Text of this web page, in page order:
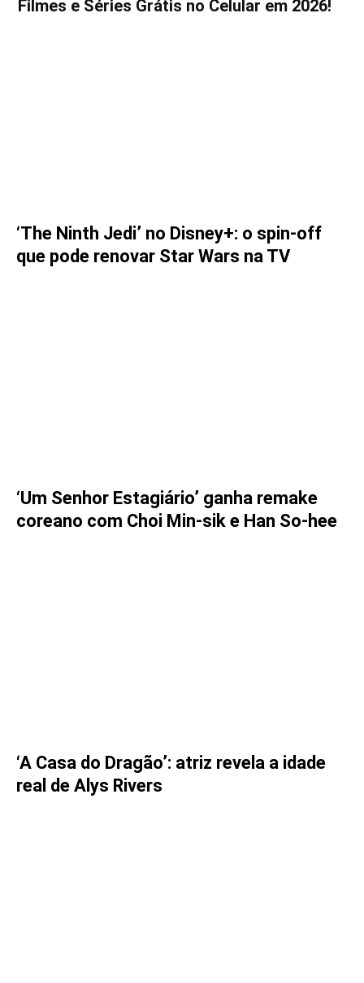
Filmes e Séries Grátis no Celular em 2026!
‘The Ninth Jedi’ no Disney+: o spin-off
que pode renovar Star Wars na TV
‘Um Senhor Estagiário’ ganha remake
coreano com Choi Min-sik e Han So-hee
‘A Casa do Dragão’: atriz revela a idade
real de Alys Rivers